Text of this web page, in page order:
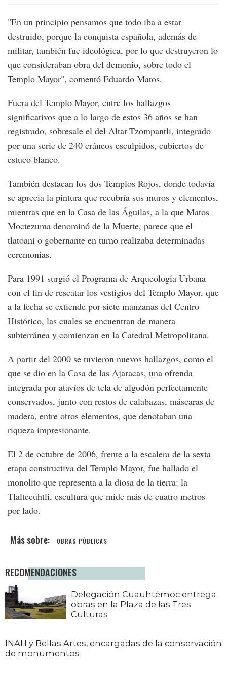
"En un principio pensamos que todo iba a estar
destruido, porque la conquista española, además de
militar, también fue ideológica, por lo que destruyeron lo
que consideraban obra del demonio, sobre todo el
Templo Mayor", comentó Eduardo Matos.
Fuera del Templo Mayor, entre los hallazgos
significativos que a lo largo de estos 36 años se han
registrado, sobresale el del Altar-Tzompantli, integrado
por una serie de 240 cráneos esculpidos, cubiertos de
estuco blanco.
También destacan los dos Templos Rojos, donde todavía
se aprecia la pintura que recubría sus muros y elementos,
mientras que en la Casa de las Águilas, a la que Matos
Moctezuma denominó de la Muerte, parece que el
tlatoani o gobernante en turno realizaba determinadas
ceremonias.
Para 1991 surgió el Programa de Arqueología Urbana
con el fin de rescatar los vestigios del Templo Mayor, que
a la fecha se extiende por siete manzanas del Centro
Histórico, las cuales se encuentran de manera
subterránea y comienzan en la Catedral Metropolitana.
A partir del 2000 se tuvieron nuevos hallazgos, como el
que se dio en la Casa de las Ajaracas, una ofrenda
integrada por atavíos de tela de algodón perfectamente
conservados, junto con restos de calabazas, máscaras de
madera, entre otros elementos, que denotaban una
riqueza impresionante.
El 2 de octubre de 2006, frente a la escalera de la sexta
etapa constructiva del Templo Mayor, fue hallado el
monolito que representa a la diosa de la tierra: la
Tlaltecuhtli, escultura que mide más de cuatro metros
por lado.
OBRAS PÚBLICAS
RECOMENDACIONES
Delegación Cuauhtémoc entrega
obras en la Plaza de las Tres
Culturas
INAH y Bellas Artes, encargadas de la conservación
de monumentos